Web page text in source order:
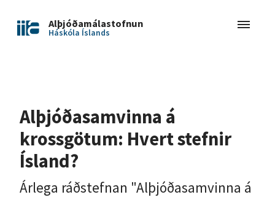
Alþjóðamálastofnun
Háskóla Íslands
Alþjóðasamvinna á
krossgötum: Hvert stefnir
Ísland?
Árlega ráðstefnan "Alþjóðasamvinna á